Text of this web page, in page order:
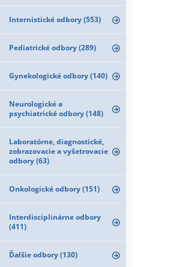
Internistické odbory (553)
Pediatrické odbory (289)
Gynekologické odbory (140)
Neurologické a
psychiatrické odbory (148)
Laboratórne, diagnostické,
zobrazovacie a vyšetrovacie
odbory (63)
Onkologické odbory (151)
Interdisciplinárne odbory
(411)
Ďalšie odbory (130)